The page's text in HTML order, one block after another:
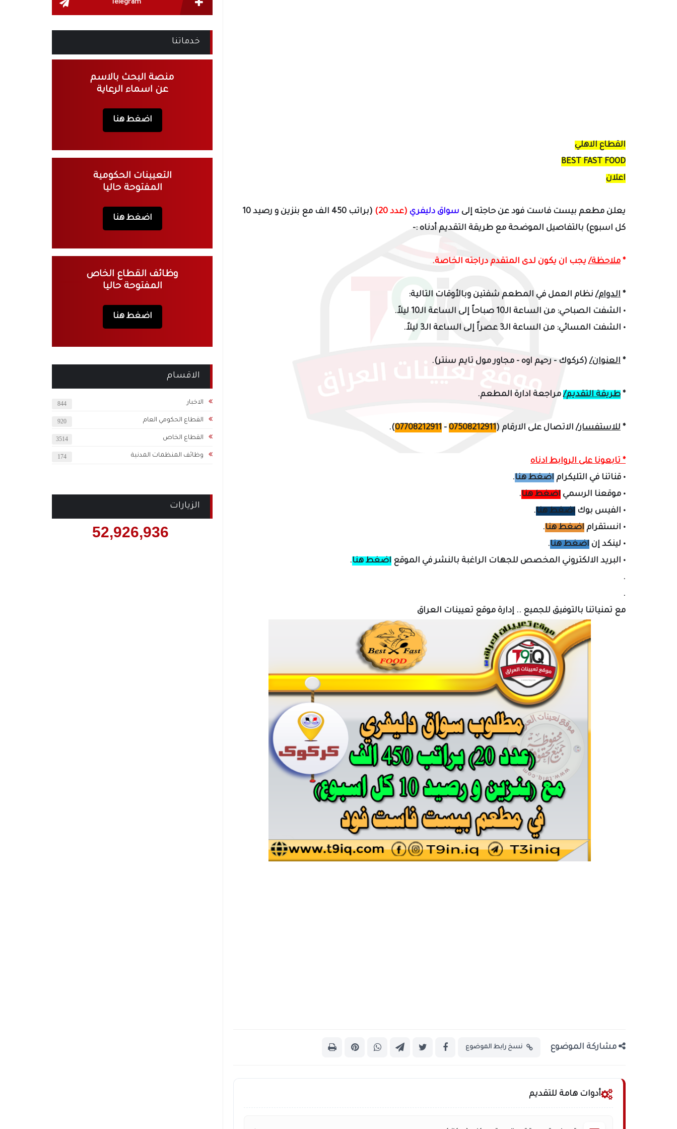
القطاع الاهلي
BEST FAST FOOD
اعلان
يعلن مطعم بيست فاست فود عن حاجته إلى سواق دليفري (عدد 20) (براتب 450 الف
مع بنزين و رصيد 10
كل اسبوع) بالتفاصيل الموضحة مع طريقة التقديم أدناه :-
* ملاحظة/يجب ان يكون لدى المتقدم دراجته الخاصة.
* الدوام/ نظام العمل في المطعم شفتين وبالأوقات التالية:
• الشفت الصباحي: من الساعة الـ10 صباحاً إلى الساعة الـ10 ليلاً.
• الشفت المسائي: من الساعة الـ3 عصراً إلى الساعة الـ3 ليلاً.
* العنوان/(كركوك - رحیم اوه - مجاور مول تايم سنتر).
* طريقة التقديم/مراجعة ادارة المطعم.
* للاستفسار/الاتصال على الارقام (07508212911
-
07708212911
).
* تابعونا على الروابط ادناه
• قناتنا في التليكرام اضغط هنا.
• موقعنا الرسمي اضغط هنا.
• الفيس بوك اضغط هنا.
• انستقرام اضغط هنا.
• لينكد إن اضغط هنا.
• البريد الالكتروني المخصص للجهات الراغبة بالنشر في الموقع اضغط هنا.
.
.
مع تمنياتنا بالتوفيق للجميع .. إدارة موقع تعيينات العراق
مشاركة الموضوع نسخ رابط الموضوع
أدوات هامة للتقديم
Telegram
خدماتنا
منصة البحث بالاسم
عن اسماء الرعاية
اضغط هنا
التعيينات الحكومية
المفتوحة حاليا
اضغط هنا
وظائف القطاع الخاص
المفتوحة حاليا
اضغط هنا
الاقسام
الاخبار 844
القطاع الحكومي العام 920
القطاع الخاص 3514
وظائف المنظمات المدنية 174
الزيارات
52,926,936